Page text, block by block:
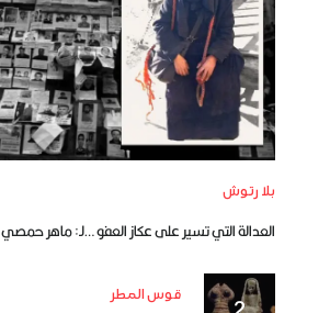
بلا رتوش
العدالة التي تسير على عكاز العفو …لـ: ماهر حمصي
قوس المطر